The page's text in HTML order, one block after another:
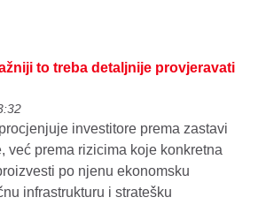
to treba detaljnije provjeravati
investitore prema zastavi
već prema rizicima koje konkretna
po njenu ekonomsku
infrastrukturu i stratešku